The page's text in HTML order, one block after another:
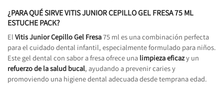
¿PARA QUÉ SIRVE VITIS JUNIOR CEPILLO GEL FRESA 75 ML
ESTUCHE PACK?
El Vitis Junior Cepillo Gel Fresa75 ml es una combinación perfecta
para el cuidado dental infantil, especialmente formulado para niños.
Este gel dental con sabor a fresa ofrece una limpieza eficazy un
refuerzo de la salud bucal, ayudando a prevenir caries y
promoviendo una higiene dental adecuada desde temprana edad.